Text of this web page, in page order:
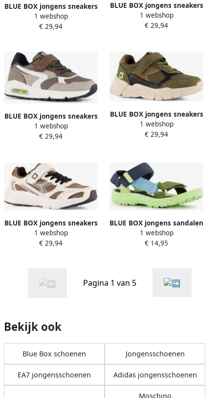
BLUE BOX jongens sneakers
grijs Uitneembare zool
1 webshop
€ 29,94
BLUE BOX jongens sneakers
donkerblauw Uitneembare
zool
1 webshop
€ 29,94
BLUE BOX jongens sneakers
met airzool bruin
Uitneembare zool
1 webshop
€ 29,94
BLUE BOX jongens sneakers
groen bruin
1 webshop
€ 29,94
BLUE BOX jongens sneakers
wit bruin Uitneembare zool
1 webshop
€ 29,94
BLUE BOX jongens sandalen
blauw groen
1 webshop
€ 14,95
Pagina 1 van 5
Bekijk ook
Blue Box schoenen Jongensschoenen
EA7 jongensschoenen Adidas jongensschoenen
Moschino